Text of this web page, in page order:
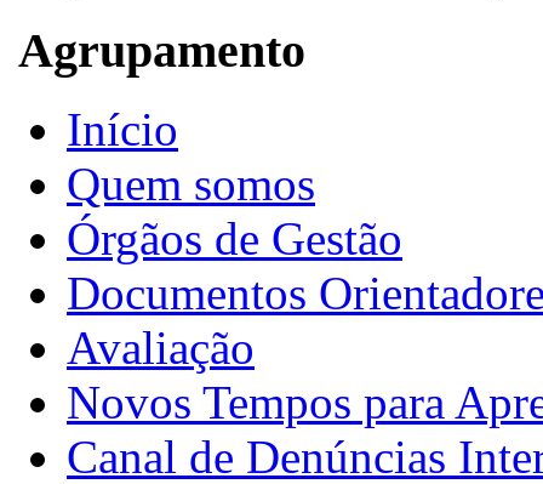
Agrupamento
Início
Quem somos
Órgãos de Gestão
Documentos
Avaliação
Novos Tempos para
Canal de Denúncias